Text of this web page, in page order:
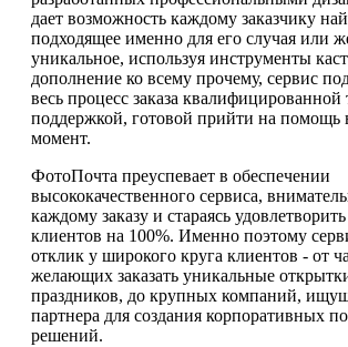
дает возможность каждому заказчику
подходящее именно для его случая или
уникальное, используя инструменты
дополнение ко всему прочему, сервис
весь процесс заказа квалифицированной
поддержкой, готовой прийти на помощь
момент.
ФотоПочта преуспевает в обеспечении
высококачественного сервиса,
каждому заказу и стараясь
клиентов на 100%. Именно поэтому
отклик у широкого круга клиентов - от
желающих заказать уникальные
праздников, до крупных компаний,
партнера для создания корпоративных
решений.